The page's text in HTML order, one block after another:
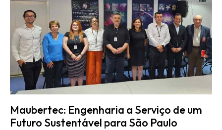
Maubertec: Engenharia a Serviço de um
Futuro Sustentável para São Paulo